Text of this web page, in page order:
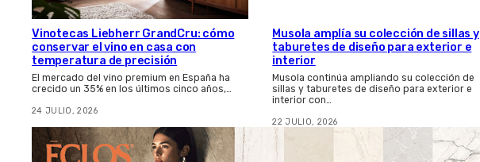
Vinotecas Liebherr GrandCru: cómo
conservar el vino en casa con
temperatura de precisión
El mercado del vino premium en España ha
crecido un 35% en los últimos cinco años,…
24 JULIO, 2026
Musola amplía su colección de sillas y
taburetes de diseño para exterior e
interior
Musola continúa ampliando su colección de
sillas y taburetes de diseño para exterior e
interior con…
22 JULIO, 2026